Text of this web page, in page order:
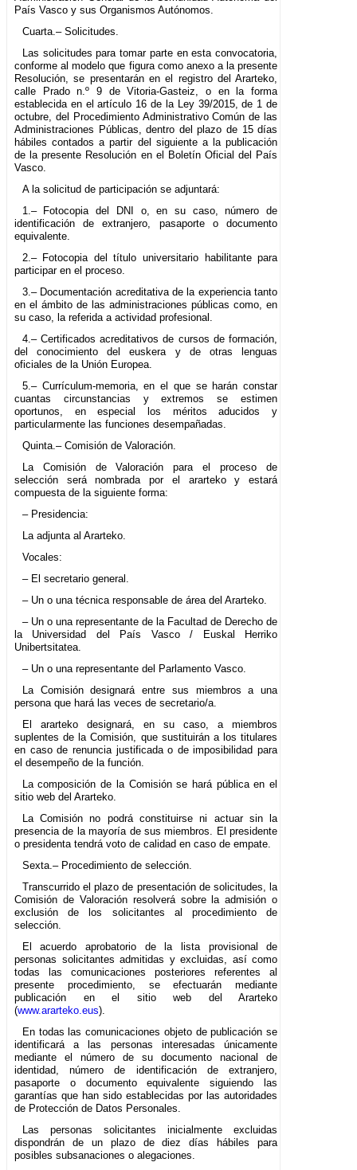
País Vasco y sus Organismos Autónomos.
Cuarta.– Solicitudes.
Las solicitudes para tomar parte en esta convocatoria,
conforme al modelo que figura como anexo a la presente
Resolución, se presentarán en el registro del Ararteko,
calle Prado n.º 9 de Vitoria-Gasteiz, o en la forma
establecida en el artículo 16 de la Ley 39/2015, de 1 de
octubre, del Procedimiento Administrativo Común de las
Administraciones Públicas, dentro del plazo de 15 días
hábiles contados a partir del siguiente a la publicación
de la presente Resolución en el Boletín Oficial del País
Vasco.
A la solicitud de participación se adjuntará:
1.– Fotocopia del DNI o, en su caso, número de
identificación de extranjero, pasaporte o documento
equivalente.
2.– Fotocopia del título universitario habilitante para
participar en el proceso.
3.– Documentación acreditativa de la experiencia tanto
en el ámbito de las administraciones públicas como, en
su caso, la referida a actividad profesional.
4.– Certificados acreditativos de cursos de formación,
del conocimiento del euskera y de otras lenguas
oficiales de la Unión Europea.
5.– Currículum-memoria, en el que se harán constar
cuantas circunstancias y extremos se estimen
oportunos, en especial los méritos aducidos y
particularmente las funciones desempañadas.
Quinta.– Comisión de Valoración.
La Comisión de Valoración para el proceso de
selección será nombrada por el ararteko y estará
compuesta de la siguiente forma:
– Presidencia:
La adjunta al Ararteko.
Vocales:
– El secretario general.
– Un o una técnica responsable de área del Ararteko.
– Un o una representante de la Facultad de Derecho de
la Universidad del País Vasco / Euskal Herriko
Unibertsitatea.
– Un o una representante del Parlamento Vasco.
La Comisión designará entre sus miembros a una
persona que hará las veces de secretario/a.
El ararteko designará, en su caso, a miembros
suplentes de la Comisión, que sustituirán a los titulares
en caso de renuncia justificada o de imposibilidad para
el desempeño de la función.
La composición de la Comisión se hará pública en el
sitio web del Ararteko.
La Comisión no podrá constituirse ni actuar sin la
presencia de la mayoría de sus miembros. El presidente
o presidenta tendrá voto de calidad en caso de empate.
Sexta.– Procedimiento de selección.
Transcurrido el plazo de presentación de solicitudes, la
Comisión de Valoración resolverá sobre la admisión o
exclusión de los solicitantes al procedimiento de
selección.
El acuerdo aprobatorio de la lista provisional de
personas solicitantes admitidas y excluidas, así como
todas las comunicaciones posteriores referentes al
presente procedimiento, se efectuarán mediante
publicación en el sitio web del Ararteko
(www.ararteko.eus).
En todas las comunicaciones objeto de publicación se
identificará a las personas interesadas únicamente
mediante el número de su documento nacional de
identidad, número de identificación de extranjero,
pasaporte o documento equivalente siguiendo las
garantías que han sido establecidas por las autoridades
de Protección de Datos Personales.
Las personas solicitantes inicialmente excluidas
dispondrán de un plazo de diez días hábiles para
posibles subsanaciones o alegaciones.